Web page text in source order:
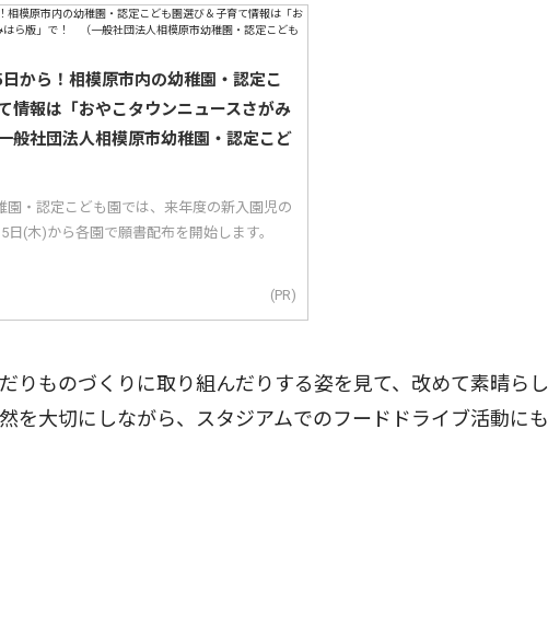
から！相模原市内の幼稚園・認定こ
情報は「おやこタウンニュースさがみ
社団法人相模原市幼稚園・認定こど
園・認定こども園では、来年度の新入園児の
日(木)から各園で願書配布を開始します。
(PR)
ものづくりに取り組んだりする姿を見て、改めて素晴らし
を大切にしながら、スタジアムでのフードドライブ活動にも